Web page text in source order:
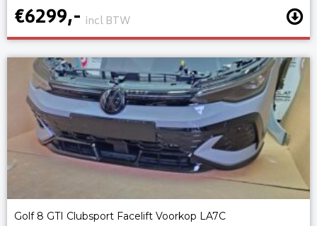
€6299,- incl BTW
Golf 8 GTI Clubsport Facelift Voorkop LA7C